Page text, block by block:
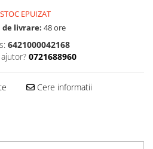
STOC EPUIZAT
livrare: 48 ore
6421000042168
0721688960
Cere informatii